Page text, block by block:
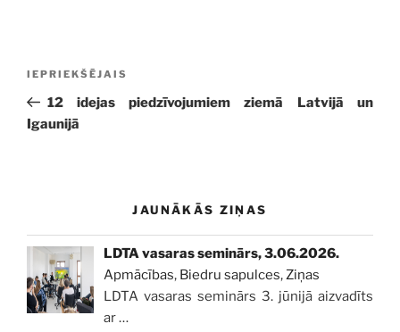
Iepriekšējā
ziņa:
IEPRIEKŠĒJAIS
12 idejas piedzīvojumiem ziemā Latvijā un
Igaunijā
JAUNĀKĀS ZIŅAS
LDTA vasaras seminārs, 3.06.2026.
Apmācības, Biedru sapulces, Ziņas
LDTA vasaras seminārs 3. jūnijā aizvadīts
ar…